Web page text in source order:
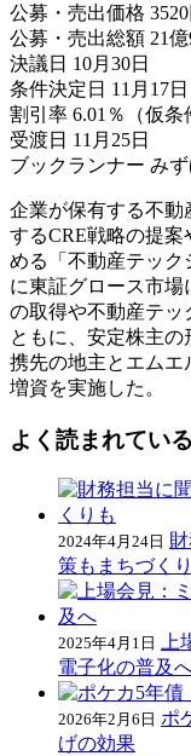
公募・売出価格 3520
公募・売出総額 21億
決議日 10月30日
条件決定日 11月17日
割引率 6.01％（仮条
受渡日 11月25日
ブックランナー み
企業が保有する不動
するCRE戦略の提
める「不動産テック
に東証グロース市場
の取得や不動産テッ
ともに、安定株主
携先の地主とエムエ
増資を実施した。
よく読まれてい
2024年4月24日
策もまちづく
2025年4月1日
電子化の普及
2026年2月6日 ポ
げの効果